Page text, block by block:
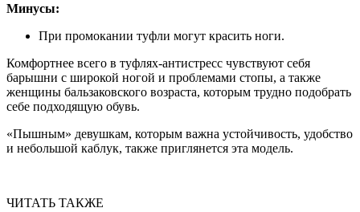
Минусы:
При промокании туфли могут красить ноги.
Комфортнее всего в туфлях-антистресс чувствуют себя
барышни с широкой ногой и проблемами стопы, а также
женщины бальзаковского возраста, которым трудно подобрать
себе подходящую обувь.
«Пышным» девушкам, которым важна устойчивость, удобство
и небольшой каблук, также приглянется эта модель.
ЧИТАТЬ ТАКЖЕ